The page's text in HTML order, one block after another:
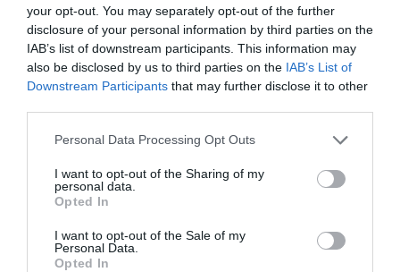
your opt-out. You may separately opt-out of the further
disclosure of your personal information by third parties on the
IAB’s list of downstream participants. This information may
also be disclosed by us to third parties on the IAB’s List of
Downstream Participants that may further disclose it to other
Personal Data Processing Opt Outs
I want to opt-out of the Sharing of my
personal data.
Opted In
I want to opt-out of the Sale of my
Personal Data.
Opted In
LaLiga
Real Sporting de Gijón
2Playbook Club